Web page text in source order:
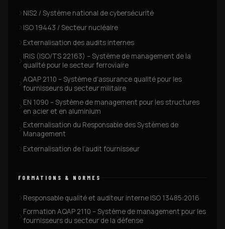
NIS2 / Système national de cybersécurité
ISO 19443 / Secteur nucléaire
Externalisation des audits internes
IRIS (ISO/TS 22163) – Système de management de la
qualité pour le secteur ferroviaire
AQAP 2110 – Système d’assurance qualité pour les
fournisseurs du secteur militaire
EN 1090 – Système de management pour les structures
en acier et en aluminium
Externalisation du Responsable des Systèmes de
Management
Externalisation de l’audit fournisseur
FORMATIONS & NORMES
Responsable qualité et auditeur interne ISO 13485:2016
Formation AQAP 2110 – Système de management pour les
fournisseurs du secteur de la défense